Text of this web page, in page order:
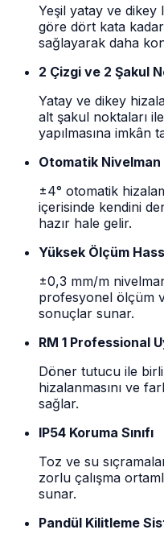
Yeşil yatay ve dikey
göre dört kata
sağlayarak daha
2 Çizgi ve 2 Şakul
Yatay ve dikey
alt şakul noktaları
yapılmasına imkân
Otomatik
±4° otomatik
içerisinde kendini
hazır hale gelir.
Yüksek Ölçüm
±0,3 mm/m
profesyonel ölçüm
sonuçlar sunar.
RM 1 Professional
Döner tutucu ile
hizalanmasını ve
sağlar.
IP54 Koruma Sınıfı
Toz ve su
zorlu çalışma
sunar.
Pandül Kilitleme